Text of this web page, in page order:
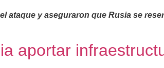
ataque y aseguraron que Rusia se
aportar